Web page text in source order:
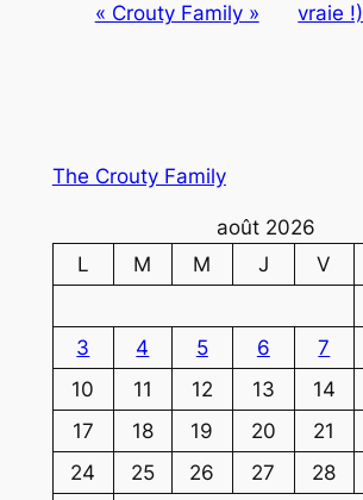
« Crouty Family »
vraie !)
The Crouty Family
août 2026
L
M M J V
3
4 5 6 7
10
11 12 13 14
17
18 19 20 21
24
25 26 27 28